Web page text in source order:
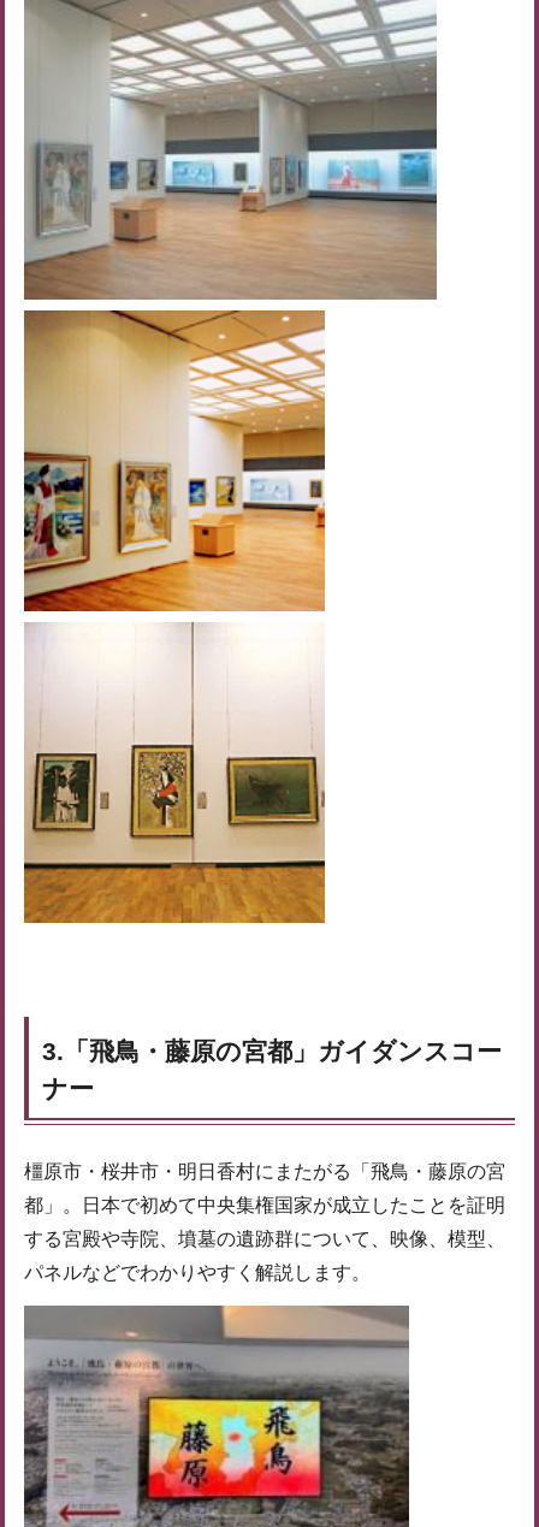
3.「飛鳥・藤原の宮都」ガイダンスコー
ナー
橿原市・桜井市・明日香村にまたがる「飛鳥・藤原の宮
都」。日本で初めて中央集権国家が成立したことを証明
する宮殿や寺院、墳墓の遺跡群について、映像、模型、
パネルなどでわかりやすく解説します。